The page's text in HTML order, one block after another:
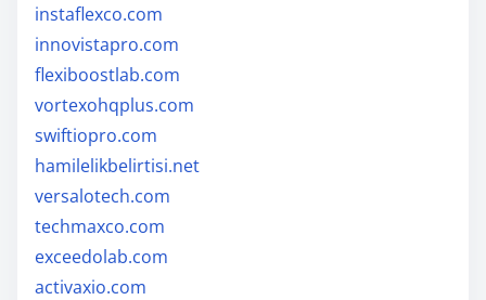
instaflexco.com
innovistapro.com
flexiboostlab.com
vortexohqplus.com
swiftiopro.com
hamilelikbelirtisi.net
versalotech.com
techmaxco.com
exceedolab.com
activaxio.com